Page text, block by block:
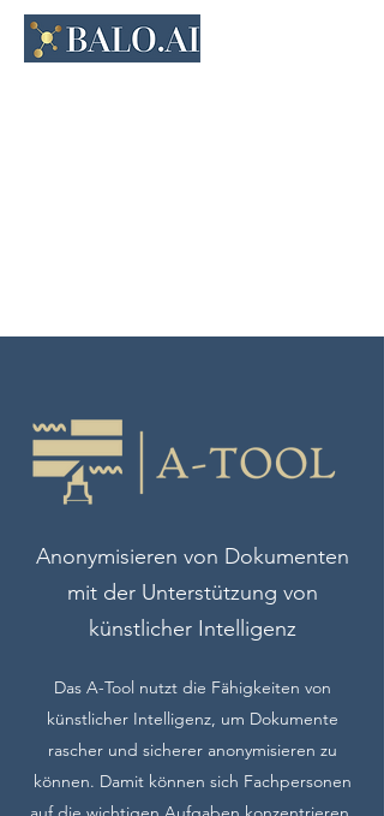
Anonymisieren von Dokumenten
mit der Unterstützung von
künstlicher Intelligenz
Das A-Tool nutzt die Fähigkeiten von
künstlicher Intelligenz, um Dokumente
rascher und sicherer anonymisieren zu
können. Damit können sich Fachpersonen